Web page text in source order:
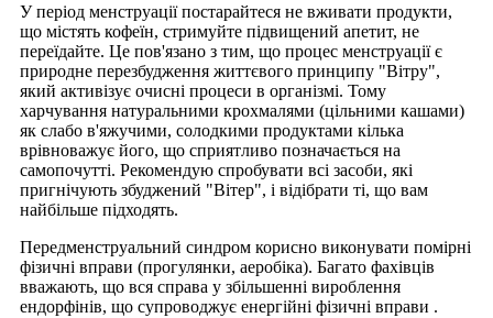
У період менструації постарайтеся не вживати продукти,
що містять кофеїн, стримуйте підвищений апетит, не
переїдайте. Це пов'язано з тим, що процес менструації є
природне перезбудження життєвого принципу "Вітру",
який активізує очисні процеси в організмі. Тому
харчування натуральними крохмалями (цільними кашами)
як слабо в'яжучими, солодкими продуктами кілька
врівноважує його, що сприятливо позначається на
самопочутті. Рекомендую спробувати всі засоби, які
пригнічують збуджений "Вітер", і відібрати ті, що вам
найбільше підходять.
Передменструальний синдром корисно виконувати помірні
фізичні вправи (прогулянки, аеробіка). Багато фахівців
вважають, що вся справа у збільшенні вироблення
ендорфінів, що супроводжує енергійні фізичні вправи .